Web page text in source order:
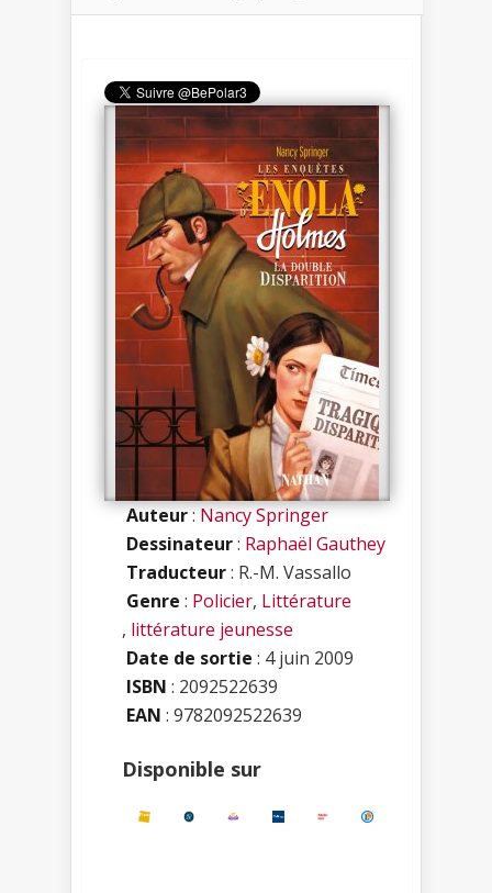
Auteur:Nancy Springer
Dessinateur: Raphaël Gauthey
Traducteur: R.-M. Vassallo
Genre : Policier, Littérature
, littérature jeunesse
Date de sortie : 4 juin 2009
ISBN : 2092522639
EAN : 9782092522639
Disponible sur